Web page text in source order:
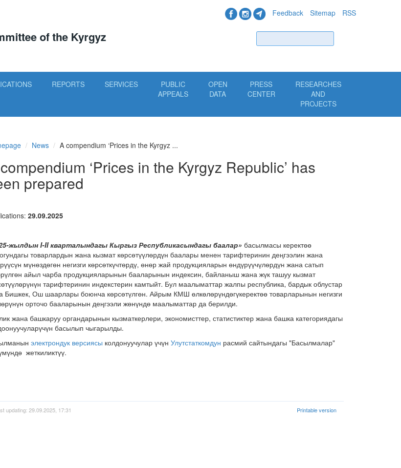
Feedback Sitemap RSS
of the Kyrgyz
REPORTS SERVICES
PUBLIC
APPEALS
OPEN
DATA
PRESS
CENTER
RESEARCHES
AND
PROJECTS
News A compendium ‘Prices in the Kyrgyz ...
‘Prices in the Kyrgyz Republic’ has
prepared
29.09.2025
5-жылдын I-IIкварталындагы Кыргыз Республикасындагы баалар» басылмасы керектөө
товарлардын жана кызмат көрсөтүүлөрдүн баалары менен тарифтеринин деңгээлин жана
мүнөздөгөн негизги көрсөткүчтөрдү, өнөр жай продукцияларын өндүрүүчүлөрдүн жана сатып
айыл чарба продукцияларынын бааларынын индексин, байланыш жана жүк ташуу кызмат
тарифтеринин индекстерин камтыйт. Бул маалыматтар жалпы республика, бардык облустар
Бишкек, Ош шаарлары боюнча көрсөтүлгөн. Айрым КМШ өлкөлөрүндөгүкеректөө товарларынын негизги
орточо бааларынын деңгээли жөнүндө маалыматтар да берилди.
жана башкаруу органдарынын кызматкерлери, экономисттер, статистиктер жана башка категориядагы
басылып чыгарылды.
электрондук версиясы колдонуучулар үчүн Улутстаткомдун расмий сайтындагы "Басылмалар"
жеткиликтүү.
updating: 29.09.2025, 17:31 Printable version